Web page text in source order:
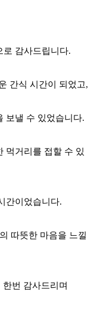
로 감사드립니다.
간식 시간이 되었고,
보낼 수 있었습니다.
먹거리를 접할 수 있
간이었습니다.
따뜻한 마음을 느낄
번 감사드리며